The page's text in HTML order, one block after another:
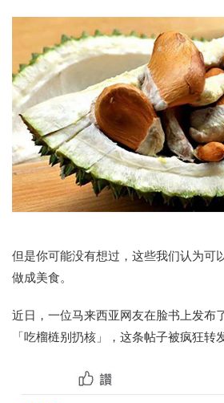
但是你可能没有想过，这些我们认为可
做成美食。
近日，一位马来西亚网友在脸书上发布
「吃榴梿别扔核」，这条帖子被疯狂转